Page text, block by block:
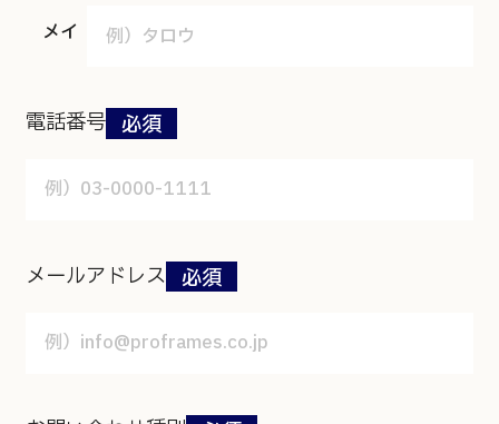
メイ
電話番号
メールアドレス